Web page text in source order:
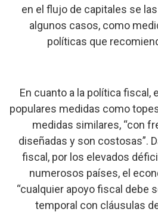
en el flujo de capitales se
algunos casos, como
políticas que
En cuanto a la política fiscal,
populares medidas como
medidas similares, “con
diseñadas y son costosas”.
fiscal, por los elevados
numerosos países, el
“cualquier apoyo fiscal debe
temporal con cláusulas